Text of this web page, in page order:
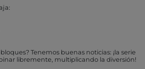
Tenemos buenas noticias: ¡la serie
libremente, multiplicando la diversión!